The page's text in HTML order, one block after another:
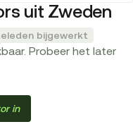
uit Zweden
bijgewerkt
Probeer het later
in